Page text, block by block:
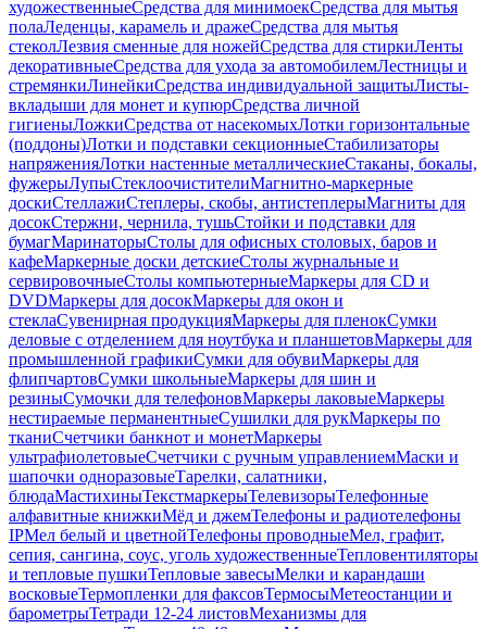
художественныеСредства для минимоекСредства для мытья
полаЛеденцы, карамель и дражеСредства для мытья
стеколЛезвия сменные для ножейСредства для стиркиЛенты
декоративныеСредства для ухода за автомобилемЛестницы и
стремянкиЛинейкиСредства индивидуальной защитыЛисты-
вкладыши для монет и купюрСредства личной
гигиеныЛожкиСредства от насекомыхЛотки горизонтальные
(поддоны)Лотки и подставки секционныеСтабилизаторы
напряженияЛотки настенные металлическиеСтаканы, бокалы,
фужерыЛупыСтеклоочистителиМагнитно-маркерные
доскиСтеллажиСтеплеры, скобы, антистеплерыМагниты для
досокСтержни, чернила, тушьСтойки и подставки для
бумагМаринаторыСтолы для офисных столовых, баров и
кафеМаркерные доски детскиеСтолы журнальные и
сервировочныеСтолы компьютерныеМаркеры для CD и
DVDМаркеры для досокМаркеры для окон и
стеклаСувенирная продукцияМаркеры для пленокСумки
деловые с отделением для ноутбука и планшетовМаркеры для
промышленной графикиСумки для обувиМаркеры для
флипчартовСумки школьныеМаркеры для шин и
резиныСумочки для телефоновМаркеры лаковыеМаркеры
нестираемые перманентныеСушилки для рукМаркеры по
тканиСчетчики банкнот и монетМаркеры
ультрафиолетовыеСчетчики с ручным управлениемМаски и
шапочки одноразовыеТарелки, салатники,
блюдаМастихиныТекстмаркерыТелевизорыТелефонные
алфавитные книжкиМёд и джемТелефоны и радиотелефоны
IPМел белый и цветнойТелефоны проводныеМел, графит,
сепия, сангина, соус, уголь художественныеТепловентиляторы
и тепловые пушкиТепловые завесыМелки и карандаши
восковыеТермопленки для факсовТермосыМетеостанции и
барометрыТетради 12-24 листовМеханизмы для